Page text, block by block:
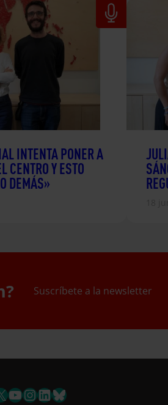
INTENTA PONER A
CENTRO Y ESTO
DEMÁS»
Suscríbete a la newsletter
newsletter
YouTube
Instagram
LinkedIn
Bluesky